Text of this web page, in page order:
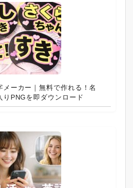
メーカー｜無料で作れる！名
りPNGを即ダウンロード